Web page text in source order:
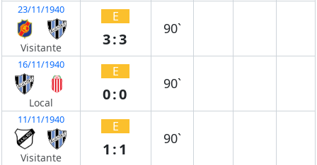
23/11/1940
Visitante
E
3:3
90`
16/11/1940
Local
E
0:0
90`
11/11/1940
Visitante
E
1:1
90`